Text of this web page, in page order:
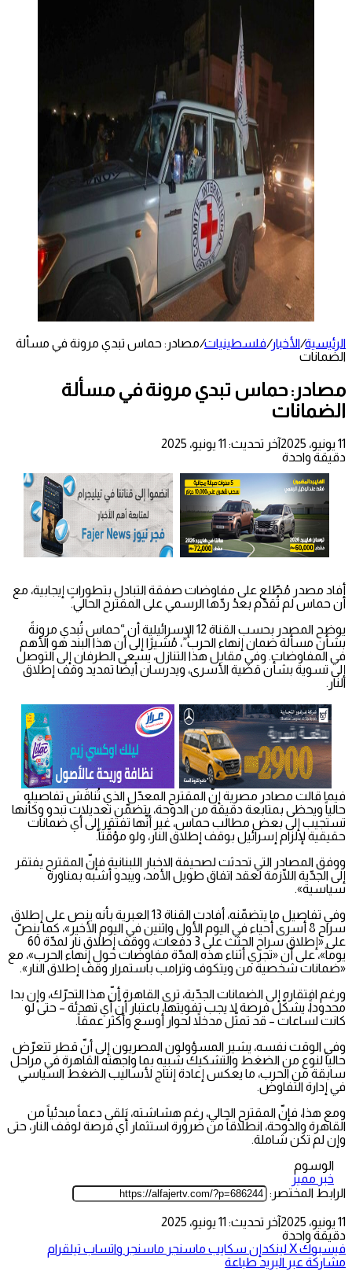
الرئيسية/الأخبار/فلسطينيات/مصادر: حماس تبدي مرونة في مسألة
الضمانات
مصادر: حماس تبدي مرونة في مسألة
الضمانات
11 يونيو، 2025
آخر تحديث: 11 يونيو، 2025
دقيقة واحدة
أفاد مصدر مُطّلع على مفاوضات صفقة التبادل بتطوراتٍ إيجابية، مع
أن حماس لم تُقدّم بعدُ ردّها الرسمي على المقترح الحالي.
يوضح المصدر بحسب القناة 12 الإسرائيلية أن “حماس تُبدي مرونةً
بشأن مسألة ضمان إنهاء الحرب”، مُشيرًا إلى أن هذا البند هو الأهم
في المفاوضات. وفي مقابل هذا التنازل، يسعى الطرفان إلى التوصل
إلى تسوية بشأن قضية الأسرى، ويدرسان أيضًا تمديد وقف إطلاق
النار.
فيما قالت مصادر مصرية إنّ المقترح المعدّل الذي تُناقَش تفاصيله
حالياً ويحظى بمتابعة دقيقة من الدوحة، يتضمّن تعديلات تبدو وكأنها
تستجيب إلى بعض مطالب حماس، غير أنّها تفتقر إلى أي ضمانات
حقيقية لإلزام إسرائيل بوقف إطلاق النار، ولو مؤقّتاً.
ووفق المصادر التي تحدثت لصحيفة الاخبار اللبنانية فإنّ المقترح يفتقر
إلى الجدّية اللّازمة لعقد اتفاق طويل الأمد، ويبدو أشبه بمناورة
سياسية».
وفي تفاصيل ما يتضمّنه، أفادت القناة 13 العبرية بأنه ينص على إطلاق
سراح 8 أسرى أحياء في اليوم الأول واثنين في اليوم الأخير»، كما ينصّ
على «إطلاق سراح الجثث على 3 دفعات، ووقف إطلاق نار لمدّة 60
يوماً»، على أن «تجري أثناء هذه المدّة مفاوضات حول إنهاء الحرب»، مع
«ضمانات شخصية من ويتكوف وترامب باستمرار وقف إطلاق النار».
ورغم افتقاره إلى الضمانات الجدّية، ترى القاهرة أنّ هذا التحرّك، وإن بدا
محدوداً، يشكّل فرصة لا يجب تفويتها، باعتبار أنّ أي تهدئة – حتى لو
كانت لساعات – قد تمثّل مدخلاً لحوار أوسع وأكثر عمقاً.
وفي الوقت نفسه، يشير المسؤولون المصريون إلى أنّ قطر تتعرّض
حالياً لنوع من الضغط والتشكيك شبيه بما واجهته القاهرة في مراحل
سابقة من الحرب، ما يعكس إعادة إنتاج لأساليب الضغط السياسي
في إدارة التفاوض.
ومع هذا، فإنّ المقترح الحالي، رغم هشاشته، يَلقى دعماً مبدئياً من
القاهرة والدوحة، انطلاقاً من ضرورة استثمار أي فرصة لوقف النار، حتى
وإن لم تكن شاملة.
الوسوم
خبر مميز
الرابط المختصر:
11 يونيو، 2025
آخر تحديث: 11 يونيو، 2025
دقيقة واحدة
فيسبوك‫Xلينكدإن سكايب ماسنجر ماسنجر واتساب تيلقرام
مشاركة عبر البريد طباعة